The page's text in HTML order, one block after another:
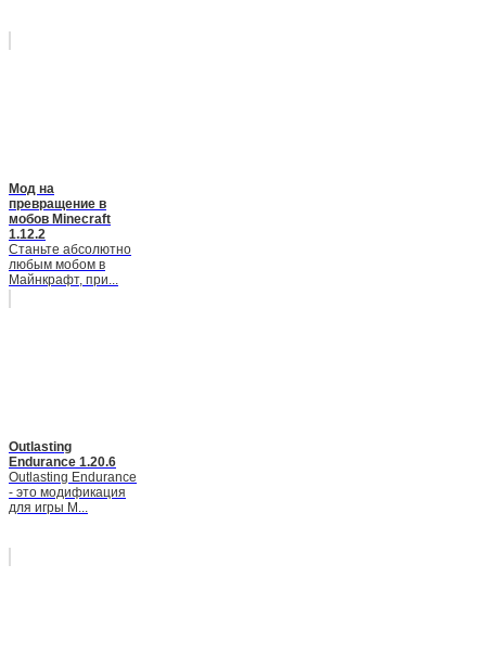
Мод на
превращение в
мобов Minecraft
1.12.2
Станьте абсолютно
любым мобом в
Майнкрафт, при...
Outlasting
Endurance 1.20.6
Outlasting Endurance
- это модификация
для игры M...